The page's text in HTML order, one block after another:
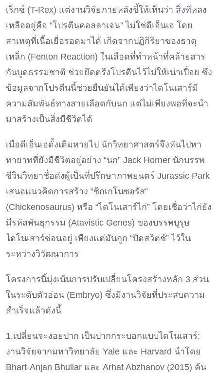
เร็กซ์ (T-Rex) แต่งานวิจัยภายหลังชี้ให้เห็นว่า สิ่งที่หลง
เหลืออยู่คือ “โปรตีนคอลลาเจน” ไม่ใช่ดีเอ็นเอ โดย
สาเหตุที่เนื้อเยื่อรอดมาได้ เกิดจากปฏิกิริยาของธาตุ
เหล็ก (Fenton Reaction) ในเลือดที่ทำหน้าที่คล้ายสาร
กันบูดธรรมชาติ ช่วยยึดตรึงโปรตีนไว้ไม่ให้เน่าเปื่อย ซึ่ง
ข้อมูลจากโปรตีนนี้ช่วยยืนยันได้เพียงว่าไดโนเสาร์มี
ความสัมพันธ์ทางสายเลือดกับนก แต่ไม่เพียงพอที่จะนำ
มาสร้างเป็นสิ่งมีชีวิตได้
เมื่อดีเอ็นเอดั้งเดิมหายไป นักวิทยาศาสตร์จึงหันไปหา
ทายาทที่ยังมีชีวิตอยู่อย่าง “นก” Jack Horner นักบรรพ
ชีวินวิทยาชื่อดังผู้เป็นที่ปรึกษาภาพยนตร์ Jurassic Park
เสนอแนวคิดการสร้าง “ชิกเกโนซอรัส”
(Chickenosaurus) หรือ “ไดโนเสาร์ไก่” โดยเชื่อว่าไก่ยัง
มีรหัสพันธุกรรม (Atavistic Genes) ของบรรพบุรุษ
ไดโนเสาร์ซ่อนอยู่ เพียงแต่มันถูก “ปิดสวิตช์” ไว้ใน
ระหว่างวิวัฒนาการ
โครงการนี้มุ่งเน้นการปรับเปลี่ยนโครงสร้างหลัก 3 ส่วน
ในระดับตัวอ่อน (Embryo) ซึ่งมีงานวิจัยที่ประสบความ
สำเร็จแล้วดังนี้
1.เปลี่ยนจะงอยปาก เป็นปากกระบอกแบบไดโนเสาร์:
งานวิจัยจากมหาวิทยาลัย Yale และ Harvard นำโดย
Bhart-Anjan Bhullar และ Arhat Abzhanov (2015) ค้น